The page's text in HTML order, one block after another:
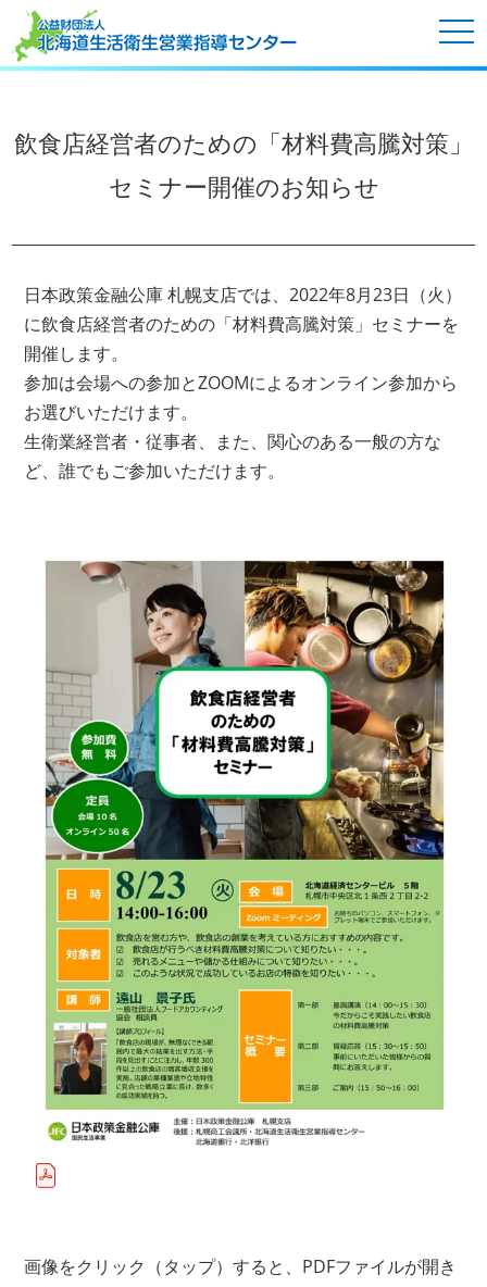
飲食店経営者のための「材料費高騰対策」
セミナー開催のお知らせ
日本政策金融公庫 札幌支店では、2022年8月23日（火）
に飲食店経営者のための「材料費高騰対策」セミナーを
開催します。
参加は会場への参加とZOOMによるオンライン参加から
お選びいただけます。
生衛業経営者・従事者、また、関心のある一般の方な
ど、誰でもご参加いただけます。
画像をクリック（タップ）すると、PDFファイルが開き